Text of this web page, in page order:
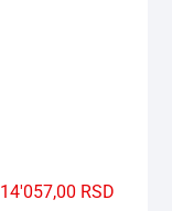
14'057,00 RSD